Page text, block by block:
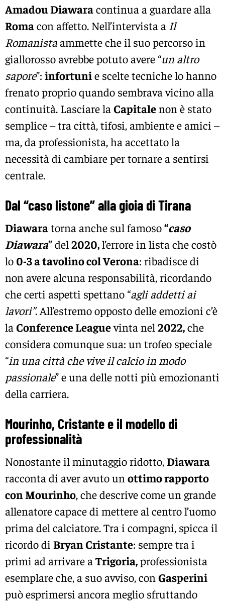
Amadou Diawaracontinua a guardare alla
Romacon affetto. Nell’intervista a Il
Romanistaammette che il suo percorso in
giallorosso avrebbe potuto avere “un altro
sapore”: infortunie scelte tecniche lo hanno
frenato proprio quando sembrava vicino alla
continuità. Lasciare la Capitalenon è stato
semplice – tra città, tifosi, ambiente e amici –
ma, da professionista, ha accettato la
necessità di cambiare per tornare a sentirsi
centrale.
Dal “caso listone” alla gioia di Tirana
Diawaratorna anche sul famoso“caso
Diawara”del 2020,l’errore in lista che costò
lo 0-3 a tavolino col Verona: ribadisce di
non avere alcuna responsabilità, ricordando
che certi aspetti spettano “agli addetti ai
lavori”. All’estremo opposto delle emozioni c’è
la Conference Leaguevinta nel 2022,che
considera comunque sua: un trofeo speciale
“in una città che vive il calcio in modo
passionale” e una delle notti più emozionanti
della carriera.
Mourinho, Cristante e il modello di
professionalità
Nonostante il minutaggio ridotto,Diawara
racconta di aver avuto un ottimo rapporto
con Mourinho, che descrive come un grande
allenatore capace di mettere al centro l’uomo
prima del calciatore. Tra i compagni, spicca il
ricordo di Bryan Cristante: sempre tra i
primi ad arrivare a Trigoria,professionista
esemplare che, a suo avviso, con Gasperini
può esprimersi ancora meglio sfruttando